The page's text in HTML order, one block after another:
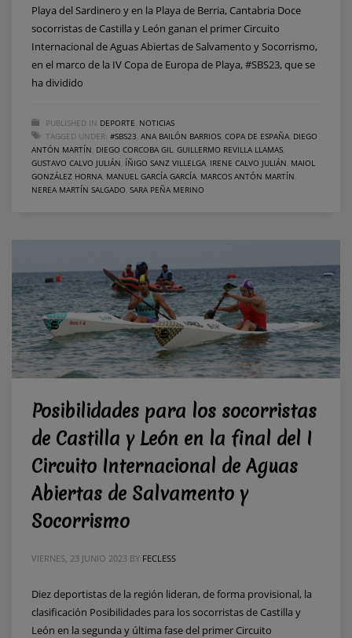
Playa del Sardinero y en la Playa de Berria, Cantabria Doce
socorristas de Castilla y León ganan el primer Circuito
Internacional de Aguas Abiertas de Salvamento y Socorrismo,
en el marco de la IV Copa de Europa de Playa, #SBS23, que se
ha dividido
PUBLISHED IN DEPORTE NOTICIAS
TAGGED UNDER: #SBS23 ANA BAILÓN BARRIOS COPA DE ESPAÑA DIEGO
ANTÓN MARTÍN DIEGO CORCOBA GIL GUILLERMO REVILLA LLAMAS
GUSTAVO CALVO JULIÁN ÍÑIGO SANZ VILLELGA IRENE CALVO JULIÁN MAIOL
GONZÁLEZ HORNA MANUEL GARCÍA GARCÍA MARCOS ANTÓN MARTÍN
NEREA MARTÍN SALGADO SARA PEÑA MERINO
Posibilidades para los socorristas
de Castilla y León en la final del I
Circuito Internacional de Aguas
Abiertas de Salvamento y
Socorrismo
VIERNES, 23 JUNIO 2023 BY FECLESS
Diez deportistas de la región lideran, de forma provisional, la
clasificación Posibilidades para los socorristas de Castilla y
León en la segunda y última fase del primer Circuito